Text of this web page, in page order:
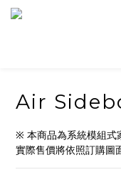
Air
※ 本商品為系統模組式
實際售價將依照訂購圖